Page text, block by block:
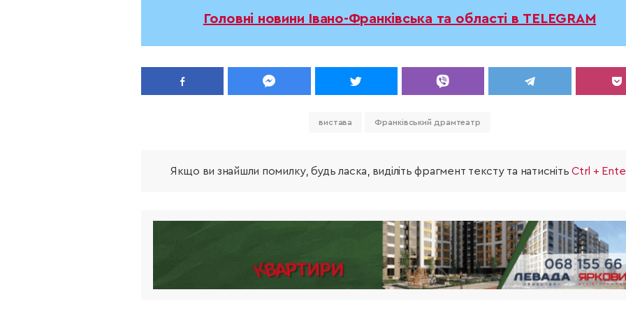
Головні новини Івано-Франківська та області в TELEGRAM
вистава Франківський драмтеатр
Якщо ви знайшли помилку, будь ласка, виділіть фрагмент тексту та натиснітьCtrl +